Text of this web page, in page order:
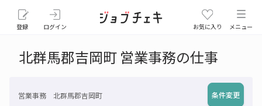
登録 ログイン お気に入り メニュー
北群馬郡吉岡町 営業事務の仕事
営業事務 北群馬郡吉岡町 条件変更